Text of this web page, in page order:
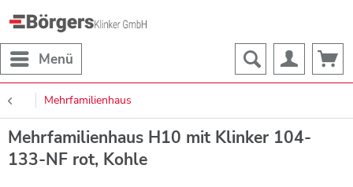
Menü
Mehrfamilienhaus
Mehrfamilienhaus H10 mit Klinker 104-
133-NF rot, Kohle